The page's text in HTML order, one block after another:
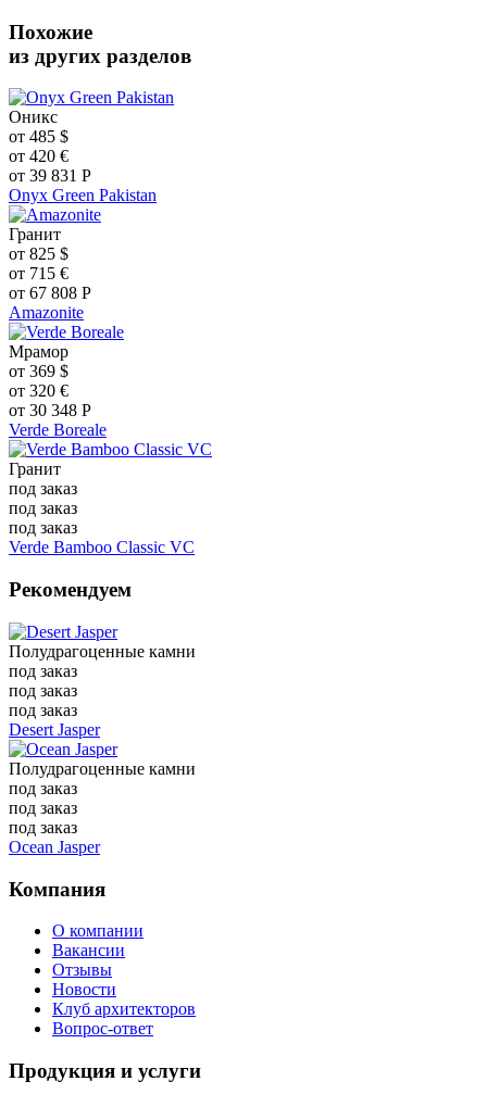
Похожие
из других разделов
Оникс
от 485 $
от 420 €
от 39 831 Р
Onyx Green Pakistan
Гранит
от 825 $
от 715 €
от 67 808 Р
Amazonite
Мрамор
от 369 $
от 320 €
от 30 348 Р
Verde Boreale
Гранит
под заказ
под заказ
под заказ
Verde Bamboo Classic VC
Рекомендуем
Полудрагоценные камни
под заказ
под заказ
под заказ
Desert Jasper
Полудрагоценные камни
под заказ
под заказ
под заказ
Ocean Jasper
Компания
О компании
Вакансии
Отзывы
Новости
Клуб архитекторов
Вопрос-ответ
Продукция и услуги